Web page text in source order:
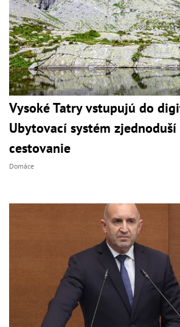
Vysoké Tatry vstupujú do
Ubytovací systém zjednoduší
cestovanie
Domáce